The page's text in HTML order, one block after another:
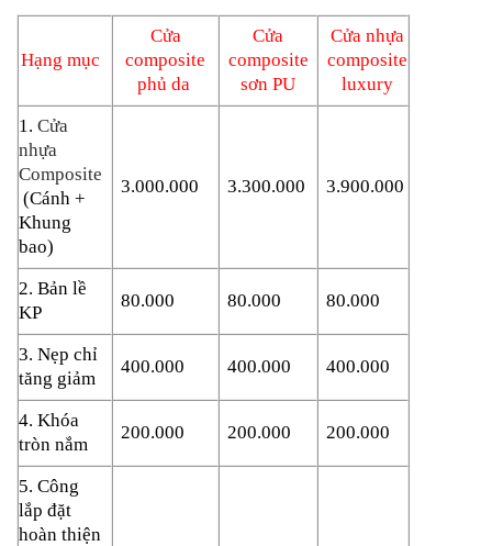
Hạng mục
Cửa
composite
phủ da
Cửa
composite
sơn PU
Cửa nhựa
composite
luxury
1. Cửa
nhựa
Composite
(Cánh +
Khung
bao)
3.000.000 3.300.000 3.900.000
2. Bản lề
KP
80.000 80.000 80.000
3. Nẹp chỉ
tăng giảm
400.000 400.000 400.000
4. Khóa
tròn nắm
200.000 200.000 200.000
5. Công
lắp đặt
hoàn thiện